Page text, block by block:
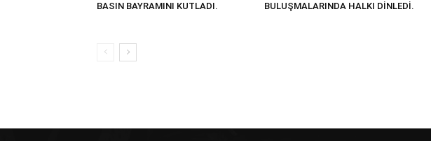
BASIN BAYRAMINI KUTLADI.
BULUŞMALARINDA HALKI DİNLEDİ.